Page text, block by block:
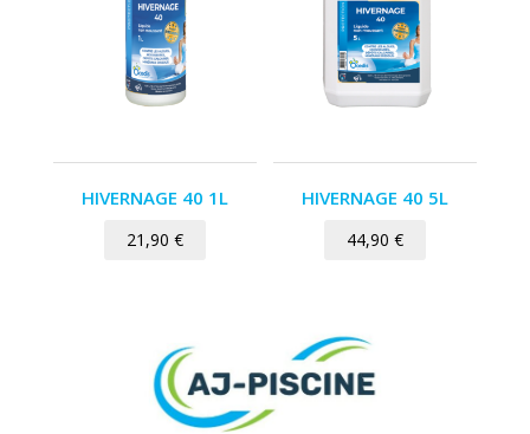
HIVERNAGE 40 1L
21,90 €
HIVERNAGE 40 5L
44,90€